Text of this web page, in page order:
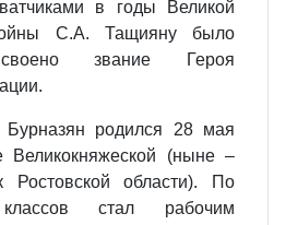
в годы Великой
С.А. Тащияну было
звание Героя
Бурназян родился 28 мая
Великокняжеской (ныне –
Ростовской области). По
стал рабочим